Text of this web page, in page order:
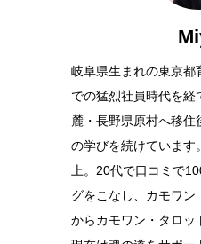
岐阜県生まれの東京都
での猛烈社員時代を
麓・長野県原村へ移住
の学びを続けています
上。20代で口コミで
グをこなし、カモワン
からカモワン・タロッ